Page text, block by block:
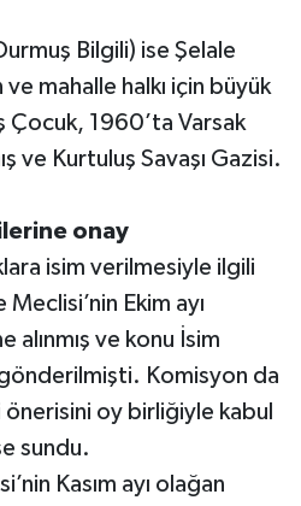
Bilgili) ise Şelale
mahalle halkı için büyük
1960’ta Varsak
ve Kurtuluş Savaşı Gazisi.
onay
isim verilmesiyle ilgili
Ekim ayı
alınmış ve konu İsim
Komisyon da
oy birliğiyle kabul
sundu.
Kasım ayı olağan